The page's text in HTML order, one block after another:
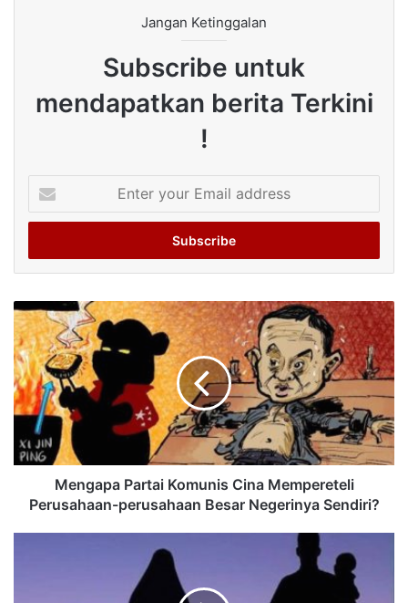
Jangan Ketinggalan
Subscribe untuk
mendapatkan berita Terkini
!
your
Email
Mengapa Partai Komunis Cina Mempereteli
Perusahaan-perusahaan Besar Negerinya Sendiri?